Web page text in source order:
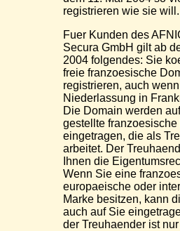
registrieren wie sie will.
Fuer Kunden des
Secura GmbH gilt ab
2004 folgendes: Sie
freie franzoesische
registrieren, auch
Niederlassung in
Die Domain werden
gestellte franzoesische
eingetragen, die als
arbeitet. Der
Ihnen die
Wenn Sie eine
europaeische oder
Marke besitzen, kann
auch auf Sie
der Treuhaender ist